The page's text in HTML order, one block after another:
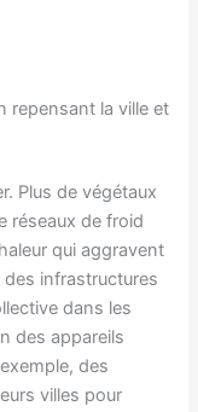
repensant la ville et
Plus de végétaux
réseaux de froid
qui aggravent
infrastructures
dans les
des appareils
des
villes pour